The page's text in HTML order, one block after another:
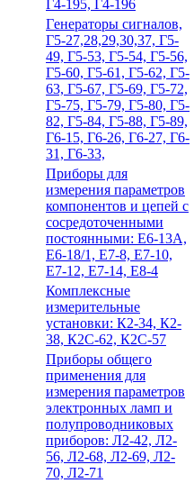
Г4-195, Г4-196
Гeнepaтopы cигнaлoв,
Г5-27,28,29,30,37, Г5-
49, Г5-53, Г5-54, Г5-56,
Г5-60, Г5-61, Г5-62, Г5-
63, Г5-67, Г5-69, Г5-72,
Г5-75, Г5-79, Г5-80, Г5-
82, Г5-84, Г5-88, Г5-89,
Г6-15, Г6-26, Г6-27, Г6-
31, Г6-33,
Приборы для
измерения параметров
компонентов и цепей с
сосредоточенными
постоянными: Е6-13А,
Е6-18/1, Е7-8, Е7-10,
Е7-12, Е7-14, Е8-4
Комплексные
измерительные
установки: К2-34, К2-
38, К2С-62, К2С-57
Приборы общего
применения для
измерения параметров
электронных ламп и
полупроводниковых
приборов: Л2-42, Л2-
56, Л2-68, Л2-69, Л2-
70, Л2-71